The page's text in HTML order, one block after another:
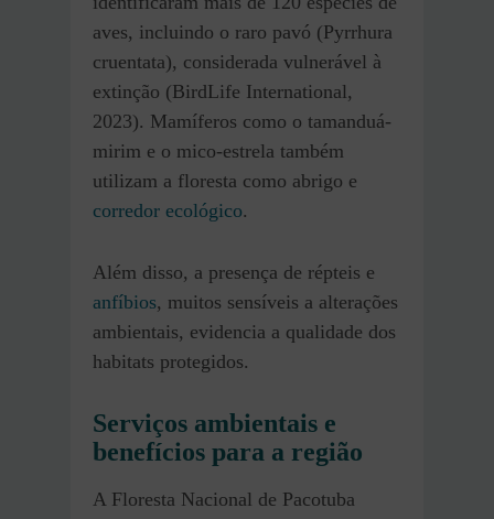
aves, incluindo o raro pavó (Pyrrhura
cruentata), considerada vulnerável à
extinção (BirdLife International,
2023). Mamíferos como o tamanduá-
mirim e o mico-estrela também
utilizam a floresta como abrigo e
corredor ecológico.
Além disso, a presença de répteis e
anfíbios, muitos sensíveis a alterações
ambientais, evidencia a qualidade dos
habitats protegidos.
Serviços ambientais e
benefícios para a região
A Floresta Nacional de Pacotuba